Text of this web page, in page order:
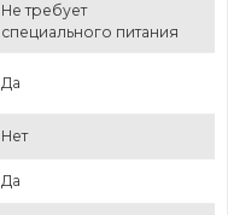
Не требует
специального питания
Да
Нет
Да